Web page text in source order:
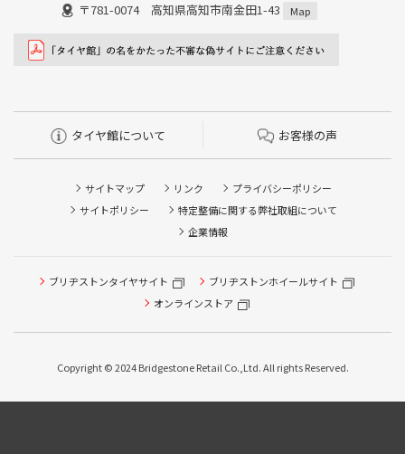
〒781-0074 高知県高知市南金田1-43
Map
タイヤ館について お客様の声
サイトマップ リンク
プライバシーポリシー
サイトポリシー
特定整備に関する弊社取組について
企業情報
ブリヂストンタイヤサイト
ブリヂストンホイールサイト
オンラインストア
Copyright © 2024 Bridgestone Retail Co.,Ltd. All rights Reserved.